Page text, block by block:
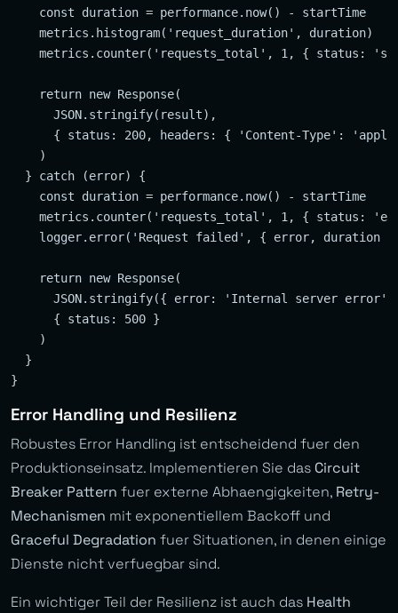
    const duration = performance.now() - startTime
    metrics.histogram('request_duration', duration)
metrics.counter('requests_total', 1, { status:
    return new Response(
      JSON.stringify(result),
{ status: 200, headers: { 'Content-Type':
    )
  } catch (error) {
    const duration = performance.now() - startTime
metrics.counter('requests_total', 1, { status:
logger.error('Request failed', { error, duration
    return new Response(
JSON.stringify({ error: 'Internal server error'
      { status: 500 }
    )
  }
Error Handling und Resilienz
Robustes Error Handling ist entscheidend fuer den
Produktionseinsatz. Implementieren Sie das Circuit
Breaker Pattern fuer externe Abhaengigkeiten, Retry-
Mechanismen mit exponentiellem Backoff und
Graceful Degradation fuer Situationen, in denen einige
Dienste nicht verfuegbar sind.
Ein wichtiger Teil der Resilienz ist auch das Health